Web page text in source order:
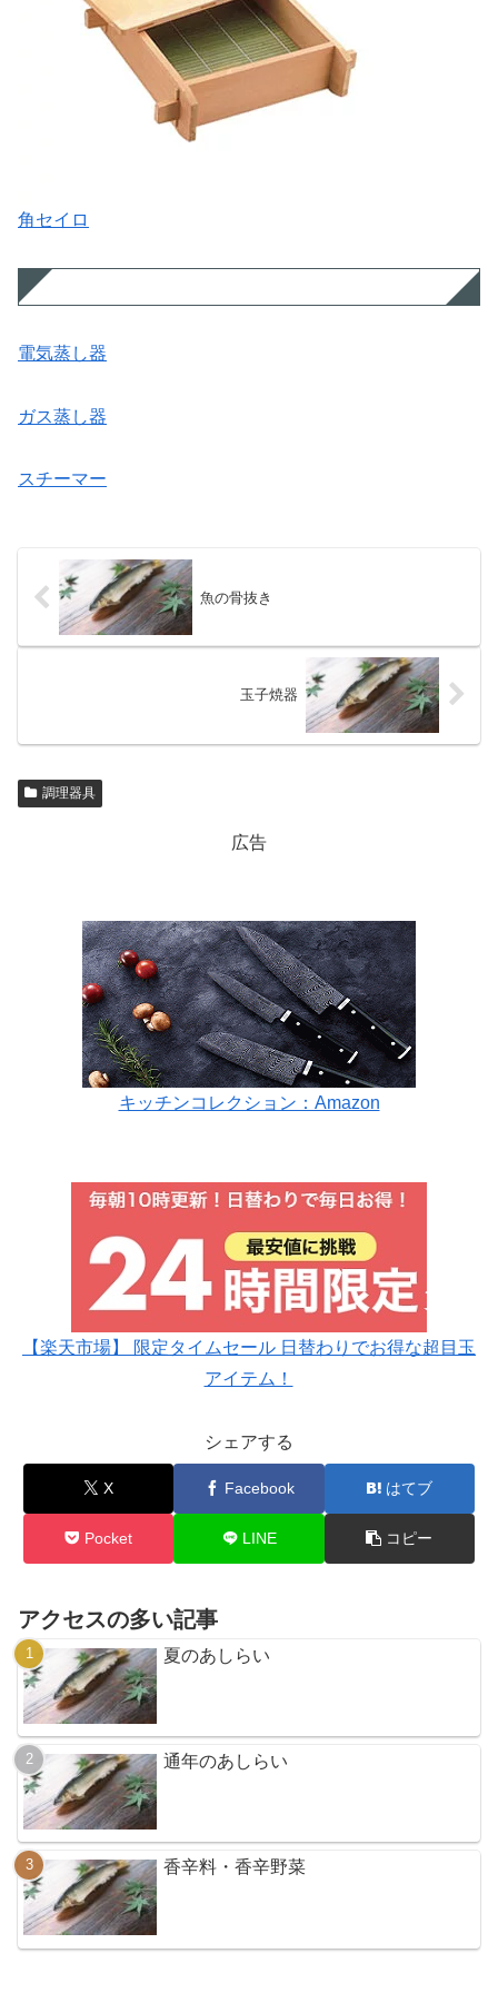
角セイロ
電気蒸し器
ガス蒸し器
スチーマー
魚の骨抜き
玉子焼器
調理器具
広告
キッチンコレクション：Amazon
【楽天市場】 限定タイムセール 日替わりでお得な超目玉
アイテム！
シェアする
X Facebook はてブ
Pocket LINE コピー
アクセスの多い記事
夏のあしらい
通年のあしらい
香辛料・香辛野菜